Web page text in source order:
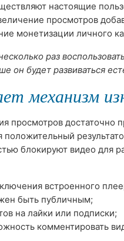
настоящие
просмотров
монетизации личного
раз
он будет развиваться
механизм
просмотров
положительный
блокируют видео для
встроенного
быть публичным;
на лайки или подписки;
комментировать